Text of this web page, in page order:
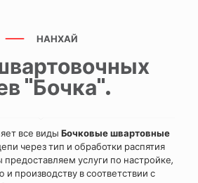
НАНХАЙ
"Бочка".
все виды Бочковые швартовные
через тип и обработки распятия
услуги по настройке,
производству в соответствии с